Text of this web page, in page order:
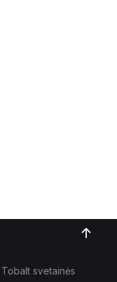
Tobalt svetainės